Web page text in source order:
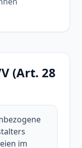
(Art. 28
im